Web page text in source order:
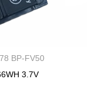
BP-FV50
3.7V